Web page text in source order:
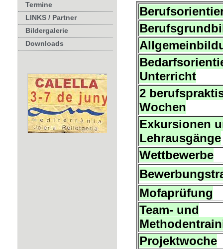
Termine
LINKS / Partner
Bildergalerie
Downloads
Unterricht
2
Wochen
Exkursionen
Lehrausgänge
Wettbewerbe
Mofaprüfung
Team- und
Projektwoche